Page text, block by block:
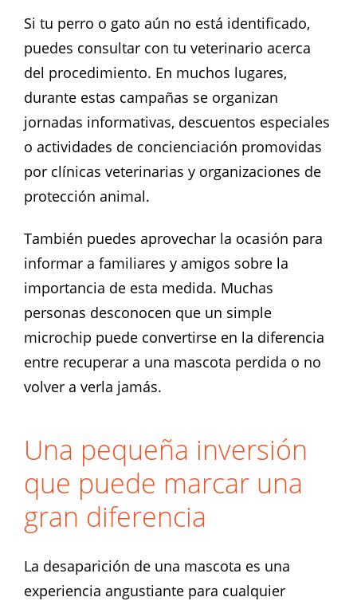
Si tu perro o gato aún no está identificado,
puedes consultar con tu veterinario acerca
del procedimiento. En muchos lugares,
durante estas campañas se organizan
jornadas informativas, descuentos especiales
o actividades de concienciación promovidas
por clínicas veterinarias y organizaciones de
protección animal.
También puedes aprovechar la ocasión para
informar a familiares y amigos sobre la
importancia de esta medida. Muchas
personas desconocen que un simple
microchip puede convertirse en la diferencia
entre recuperar a una mascota perdida o no
volver a verla jamás.
Una pequeña inversión
que puede marcar una
gran diferencia
La desaparición de una mascota es una
experiencia angustiante para cualquier